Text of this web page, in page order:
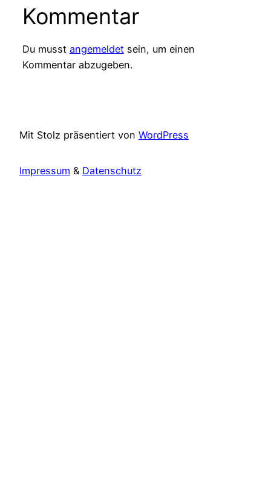
Kommentar
Du musst angemeldetsein, um einen
Kommentar abzugeben.
Mit Stolz präsentiert von WordPress
Impressum & Datenschutz